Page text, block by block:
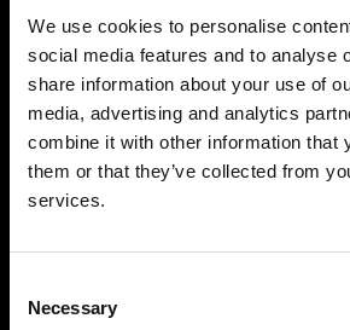
We use cookies to personalise
social media features and to analyse
share information about your use of
media, advertising and analytics
combine it with other information that
them or that they’ve collected from
services.
Selection
Necessary
SA.
09.01.2027 19:00 Uhr
Passepartouts Weltreise